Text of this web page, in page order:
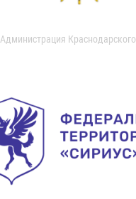
Администрация